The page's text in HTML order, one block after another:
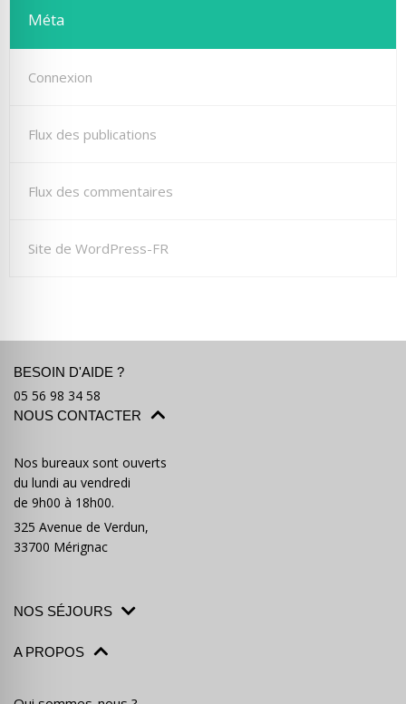
Méta
Connexion
Flux des publications
Flux des commentaires
Site de WordPress-FR
BESOIN D'AIDE ?
05 56 98 34 58
NOUS CONTACTER
Nos bureaux sont ouverts
du lundi au vendredi
de 9h00 à 18h00.
325 Avenue de Verdun,
33700 Mérignac
NOS SÉJOURS
A PROPOS